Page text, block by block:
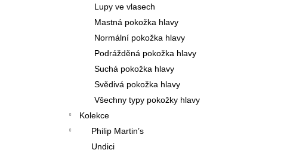
Lupy ve vlasech
Mastná pokožka hlavy
Normální pokožka hlavy
Podrážděná pokožka hlavy
Suchá pokožka hlavy
Svědivá pokožka hlavy
Všechny typy pokožky hlavy
Kolekce
Philip Martin’s
Undici